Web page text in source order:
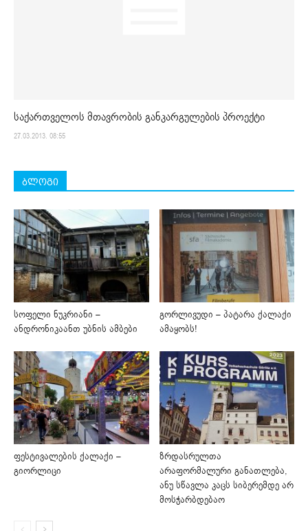
საქართველოს მთავრობის განკარგულების პროექტი
27.03.2013. 08:55
ბლოგი
სოფელი ნუკრიანი –
ანდრონიკაანთ უბნის ამბები
გორლივუდი – პატარა ქალაქი
ამაყობს!
ფესტივალების ქალაქი –
გიორლიცი
ზრდასრულთა
არაფორმალური განათლება,
ანუ სწავლა კაცს სიბერემდე არ
მოსჭარბდებაო